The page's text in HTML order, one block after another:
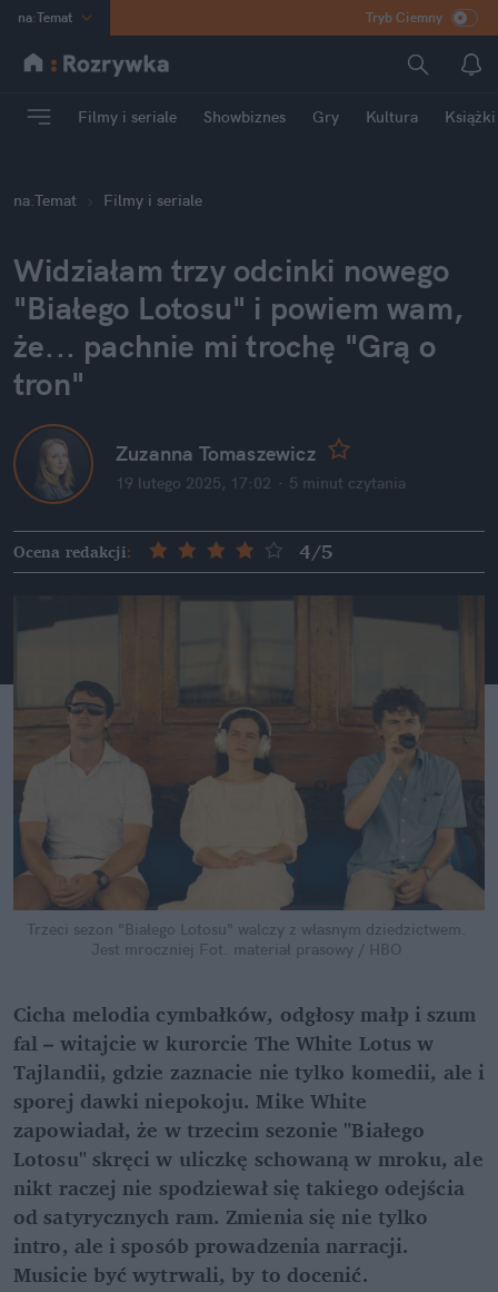
na:Temat
INN Poland
mama
Rozrywka
Tryb Ciemny
Filmy i seriale Showbiznes Gry Kultura Książki
na:Temat Filmy i seriale
Widziałam trzy odcinki nowego
"Białego Lotosu" i powiem wam,
że... pachnie mi trochę "Grą o
tron"
Zuzanna Tomaszewicz
19 lutego 2025, 17:02 · 5 minut czytania
Ocena redakcji: 4/5
Trzeci sezon "Białego Lotosu" walczy z własnym dziedzictwem.
Jest mroczniej Fot. materiał prasowy / HBO
Cicha melodia cymbałków, odgłosy małp i szum
fal – witajcie w kurorcie The White Lotus w
Tajlandii, gdzie zaznacie nie tylko komedii, ale i
sporej dawki niepokoju. Mike White
zapowiadał, że w trzecim sezonie "Białego
Lotosu" skręci w uliczkę schowaną w mroku, ale
nikt raczej nie spodziewał się takiego odejścia
od satyrycznych ram. Zmienia się nie tylko
intro, ale i sposób prowadzenia narracji.
Musicie być wytrwali, by to docenić.